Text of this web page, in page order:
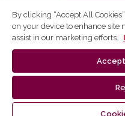
Vilnius University Press
By clicking “Accept All
on your device to enhance site
assist in our marketing efforts.